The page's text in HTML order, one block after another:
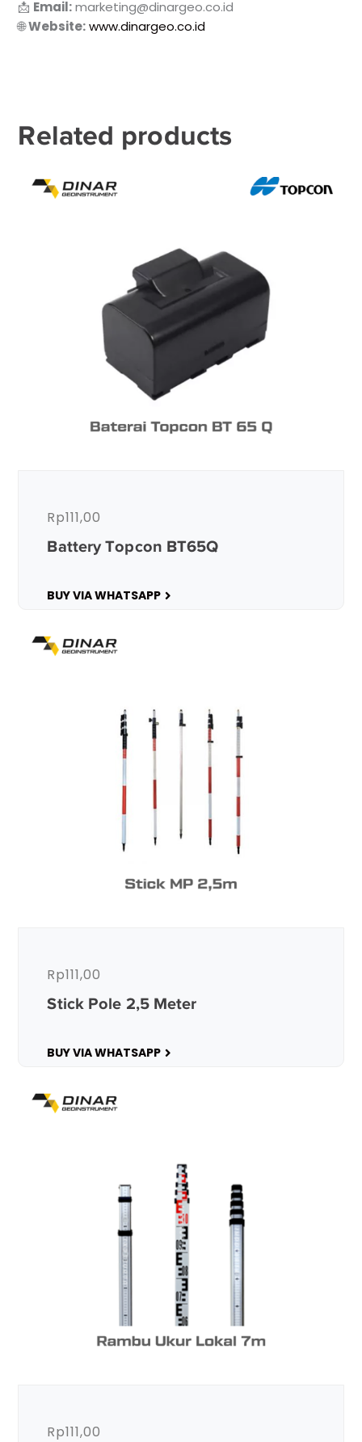
📩 Email:marketing@dinargeo.co.id
🌐Website: www.dinargeo.co.id
Related products
Battery Topcon BT65Q
Rp111,00
BUY VIA WHATSAPP
Stick Pole 2,5 Meter
Rp111,00
BUY VIA WHATSAPP
Rp111,00